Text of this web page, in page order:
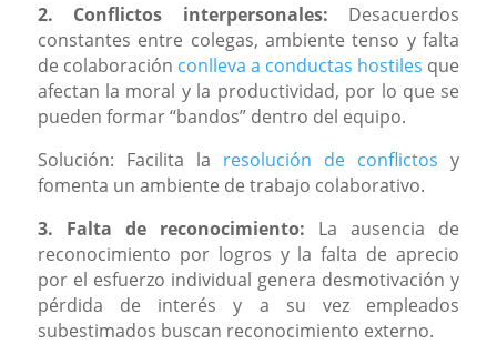
2. Conflictos interpersonales: Desacuerdos
constantes entre colegas, ambiente tenso y falta
de colaboración conlleva a conductas hostiles que
afectan la moral y la productividad, por lo que se
pueden formar “bandos” dentro del equipo.
Solución: Facilita la resolución de conflictosy
fomenta un ambiente de trabajo colaborativo.
3. Falta de reconocimiento: La ausencia de
reconocimiento por logros y la falta de aprecio
por el esfuerzo individual genera desmotivación y
pérdida de interés y a su vez empleados
subestimados buscan reconocimiento externo.